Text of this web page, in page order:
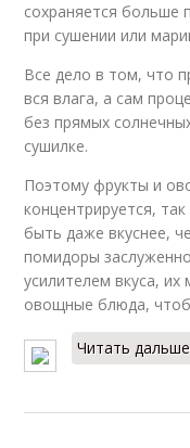
сохраняется больше
при сушении или
Все дело в том, что
вся влага, а сам
без прямых
сушилке.
Поэтому фрукты и
концентрируется,
быть даже вкуснее,
помидоры
усилителем вкуса,
овощные блюда,
Читать